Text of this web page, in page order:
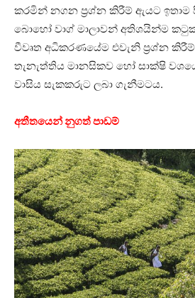
කරමින් නගන ප්‍රශ්න කිරීම් ඇයට ඉතාම
බොහෝ වාග් මාලාවන් අතිශයින්ම
වීවෘත අධිකරණයේම එවැනි ප්‍රශ්න
තැනැත්තිය මානසිකව හෝ සාක්ෂි
වාසිය සැකකරුට ලබා ගැනීමටය.
අතීතයෙන් නුගත් පාඩම්